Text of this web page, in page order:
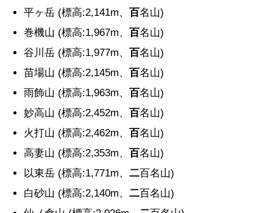
平ヶ岳 (標高:2,141m、 百名山)
巻機山 (標高:1,967m、 百名山)
谷川岳 (標高:1,977m、 百名山)
苗場山 (標高:2,145m、 百名山)
雨飾山 (標高:1,963m、 百名山)
妙高山 (標高:2,452m、 百名山)
火打山 (標高:2,462m、 百名山)
高妻山 (標高:2,353m、 百名山)
以東岳 (標高:1,771m、 二百名山)
白砂山 (標高:2,140m、 二百名山)